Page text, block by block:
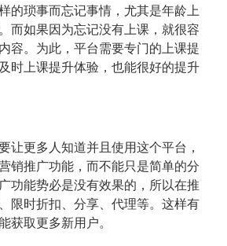
的琐事而忘记事情，尤其是年龄上
而如果因为忘记没有上课，就很容
容。为此，平台需要专门的上课提
时上课提升体验，也能很好的提升
让更多人知道并且使用这个平台，
销推广功能，而不能只是简单的分
功能势必是没有效果的，所以在推
限时折扣、分享、代理等。这样有
获取更多新用户。